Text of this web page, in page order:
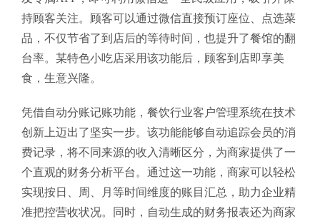
持顾客关注。顾客可以通过微信直接预订座位、点选菜
品，不仅节省了到店后的等待时间，也提升了餐馆的翻
台率。某特色小吃店采用该功能后，顾客到店即享美
食，生意兴隆。
凭借自动分账记账功能，餐饮行业客户管理系统在技术
创新上迈出了坚实一步。该功能能够自动追踪会员的消
费记录，将不同来源的收入清晰区分，为商家提供了一
个直观的财务分析平台。通过这一功能，商家可以轻松
实现按日、周、月等时间维度的账目汇总，助力企业精
准把控营收状况。同时，自动生成的财务报表还为商家